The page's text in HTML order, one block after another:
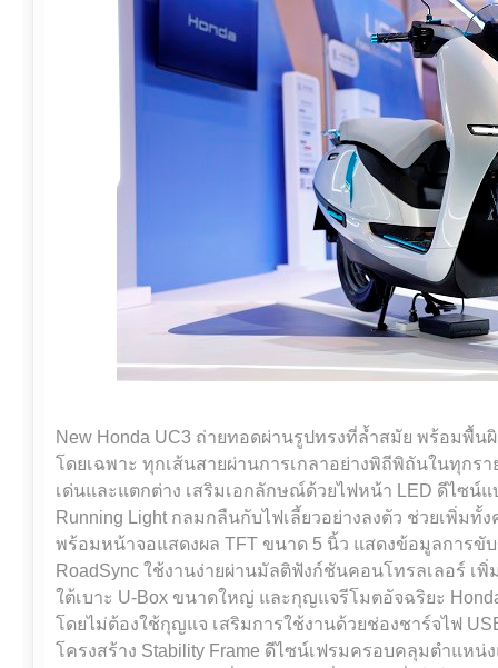
New Honda UC3 ถ่ายทอดผ่านรูปทรงที่ล้ำสมัย พร้อมพื้
โดยเฉพาะ ทุกเส้นสายผ่านการเกลาอย่างพิถีพิถันในทุก
เด่นและแตกต่าง เสริมเอกลักษณ์ด้วยไฟหน้า LED ดีไซน์แ
Running Light กลมกลืนกับไฟเลี้ยวอย่างลงตัว ช่วยเพิ่ม
พร้อมหน้าจอแสดงผล TFT ขนาด 5 นิ้ว แสดงข้อมูลการขั
RoadSync ใช้งานง่ายผ่านมัลติฟังก์ชันคอนโทรลเลอร์ เ
ใต้เบาะ U-Box ขนาดใหญ่ และกุญแจรีโมตอัจฉริยะ
โดยไม่ต้องใช้กุญแจ เสริมการใช้งานด้วยช่องชาร์จไฟ
โครงสร้าง Stability Frame ดีไซน์เฟรมครอบคลุมตำแห